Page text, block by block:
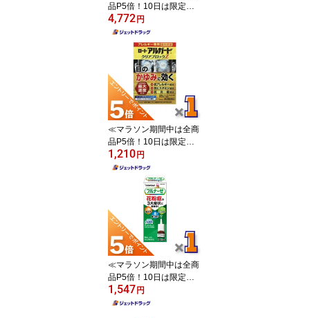
品P5倍！10日は限定先
着クーポン有≫【指定医
薬部外品】ビオスリーHI
錠 540錠 ×1個〔整腸・
4,772円
≪マラソン期間中は全商
品P5倍！10日は限定先
着クーポン有≫【第2類
医薬品】ロート アルガー
ド クリアブロックZ 13m
L ※セルフメディケーシ
ョン税制対象
1,210円
≪マラソン期間中は全商
品P5倍！10日は限定先
着クーポン有≫【第(2)類
医薬品】フルナーゼ点鼻
1,547円